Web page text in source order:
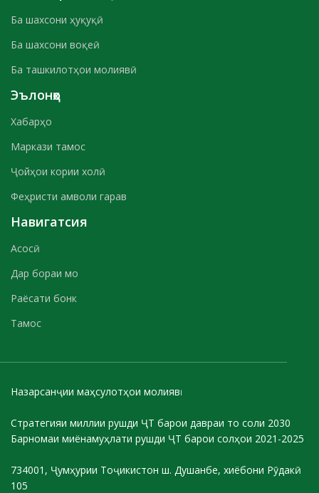
Ба шахсони ҳуқуқӣ
Ба шахсони воқеӣ
Ба ташкилотҳои молиявӣ
Эълонҳо
Хабарҳо
Маркази тамос
Ҷойҳои кории холӣ
Феҳристи амволи гарав
Навигатсия
Асосӣ
Дар бораи мо
Раёсати бонк
Тамос
Назарсанҷии маҳсулотҳои молиявӣ
Стратегияи миллии рушди ҶТ барои давраи то соли 2030
Барномаи миёнамуҳлати рушди ҶТ барои солҳои 2021-2025
734001, Ҷумҳурии Тоҷикистон ш. Душанбе, хиёбони Рӯдакӣ
105